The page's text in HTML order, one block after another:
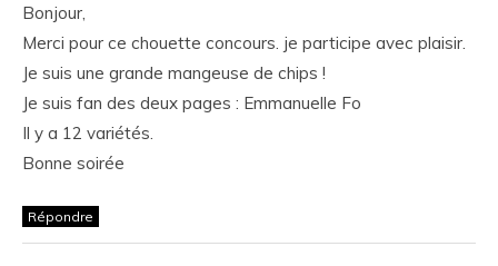
Bonjour,
Merci pour ce chouette concours. je participe avec plaisir.
Je suis une grande mangeuse de chips !
Je suis fan des deux pages : Emmanuelle Fo
Il y a 12 variétés.
Bonne soirée
Répondre